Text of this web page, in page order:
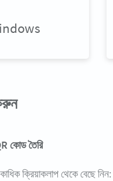
কোড তৈরি
ক্রিয়াকলাপ থেকে বেছে